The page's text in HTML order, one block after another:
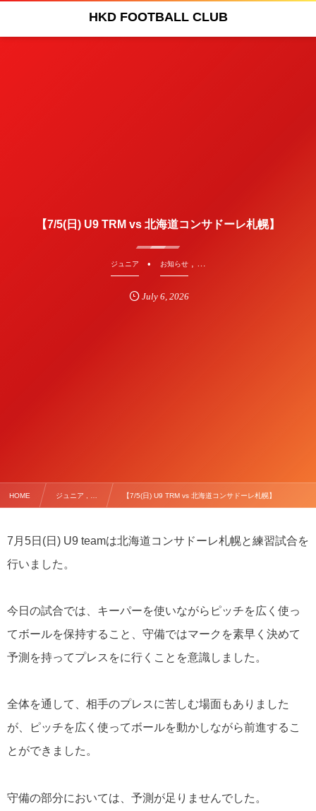
HKD FOOTBALL CLUB
【7/5(日) U9 TRM vs 北海道コンサドーレ札幌】
ジュニア お知らせ, …
July 6 ,2026
HOME ジュニア , … 【7/5(日) U9 TRM vs 北海道コンサドーレ札幌】
7月5日(日) U9 teamは北海道コンサドーレ札幌と練習試合を
行いました。
今日の試合では、キーパーを使いながらピッチを広く使っ
てボールを保持すること、守備ではマークを素早く決めて
予測を持ってプレスをに行くことを意識しました。
全体を通して、相手のプレスに苦しむ場面もありました
が、ピッチを広く使ってボールを動かしながら前進するこ
とができました。
守備の部分においては、予測が足りませんでした。